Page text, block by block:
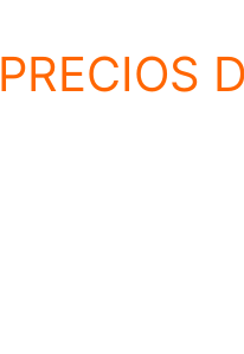
PRECIOS